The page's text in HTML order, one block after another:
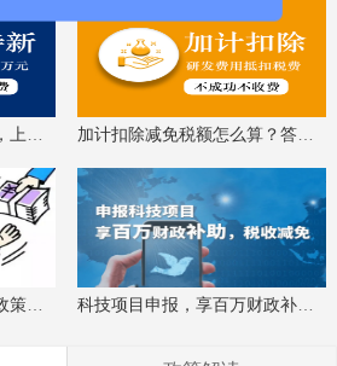
加计扣除减免税额怎么算？答疑解惑、咨询培训
国家扶持科技创新的优惠政策，索取资料、解读政策 科技项目申报，享百万财政补贴，减免40%所得税